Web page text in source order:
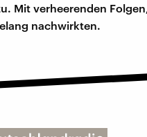
Mit verheerenden
nachwirkten.